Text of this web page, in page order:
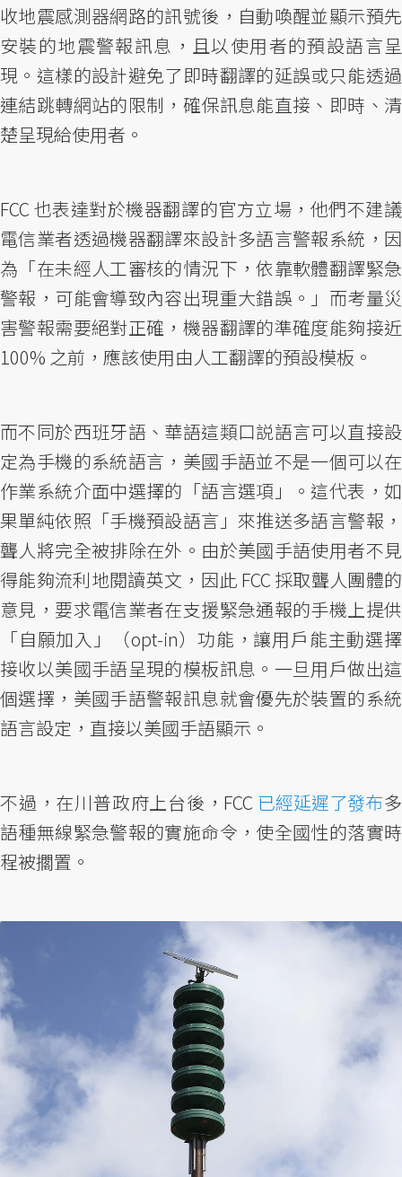
收地震感測器網路的訊號後，自動喚醒並顯示預先
安裝的地震警報訊息，且以使用者的預設語言呈
現。這樣的設計避免了即時翻譯的延誤或只能透過
連結跳轉網站的限制，確保訊息能直接、即時、清
楚呈現給使用者。
FCC 也表達對於機器翻譯的官方立場，他們不建議
電信業者透過機器翻譯來設計多語言警報系統，因
為「在未經人工審核的情況下，依靠軟體翻譯緊急
警報，可能會導致內容出現重大錯誤。」而考量災
害警報需要絕對正確，機器翻譯的準確度能夠接近
100% 之前，應該使用由人工翻譯的預設模板。
而不同於西班牙語、華語這類口説語言可以直接設
定為手機的系統語言，美國手語並不是一個可以在
作業系統介面中選擇的「語言選項」。這代表，如
果單純依照「手機預設語言」來推送多語言警報，
聾人將完全被排除在外。由於美國手語使用者不見
得能夠流利地閱讀英文，因此 FCC 採取聾人團體的
意見，要求電信業者在支援緊急通報的手機上提供
「自願加入」（opt-in）功能，讓用戶能主動選擇
接收以美國手語呈現的模板訊息。一旦用戶做出這
個選擇，美國手語警報訊息就會優先於裝置的系統
語言設定，直接以美國手語顯示。
不過，在川普政府上台後，FCC 已經延遲了發布多
語種無線緊急警報的實施命令，使全國性的落實時
程被擱置。